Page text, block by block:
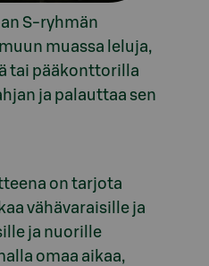
S-ryhmän
muassa leluja,
tai pääkonttorilla
ja palauttaa sen
on tarjota
vähävaraisille ja
ja nuorille
omaa aikaa,